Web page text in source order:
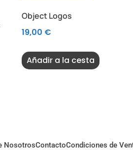
Object Logos
19,00 €
Añadir a la cesta
NosotrosContactoCondiciones de